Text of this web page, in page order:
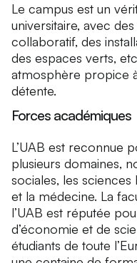
Le campus est un
universitaire, avec
collaboratif, des
des espaces verts,
atmosphère propice
détente.
Forces académiques
L’UAB est reconnue
plusieurs domaines,
sociales, les sciences
et la médecine. La
l’UAB est réputée
d’économie et de
étudiants de toute